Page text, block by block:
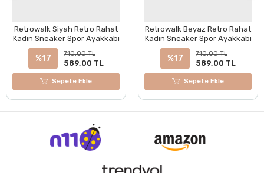
Retrowalk Siyah Retro Rahat
Kadın Sneaker Spor Ayakkabı
%17 710,00 TL
589,00 TL
Sepete Ekle
Retrowalk Beyaz Retro Rahat
Kadın Sneaker Spor Ayakkabı
%17 710,00 TL
589,00 TL
Sepete Ekle